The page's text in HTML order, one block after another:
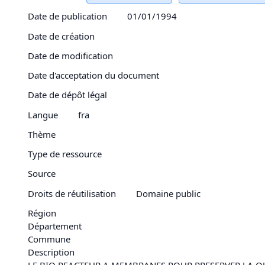
Date de publication
01/01/1994
Date de création
Date de modification
Date d'acceptation du document
Date de dépôt légal
Langue
fra
Thème
Type de ressource
Source
Droits de réutilisation
Domaine public
Région
Département
Commune
Description